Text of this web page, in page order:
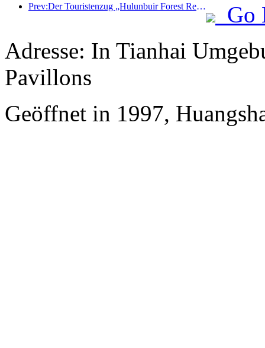
Prev:Der Touristenzug „Hulunbuir Forest Rendezvous - Daxinganling Express - Starlight Train - Tianyi Journey“ tritt seine Jungfernfahrt an.
Go
Adresse: In Tianhai
Pavillons
Geöffnet in 1997,